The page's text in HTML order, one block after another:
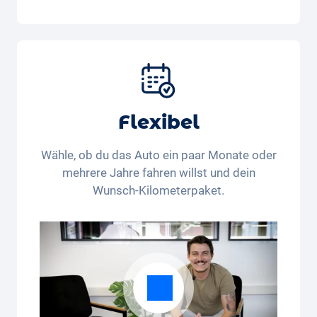
Flexibel
Wähle, ob du das Auto ein paar Monate oder
mehrere Jahre fahren willst und dein
Wunsch-Kilometerpaket.